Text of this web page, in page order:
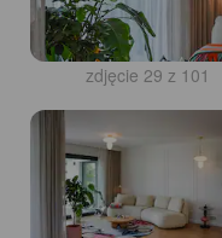
zdjęcie 29 z 101